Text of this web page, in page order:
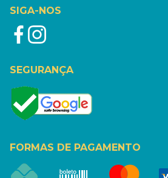
SIGA-NOS
SEGURANÇA
FORMAS DE PAGAMENTO